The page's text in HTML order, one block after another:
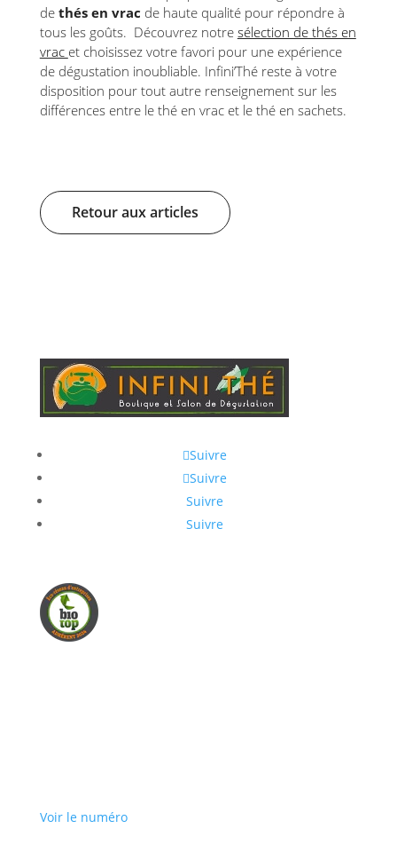
de thés en vrac de haute qualité pour répondre à
tous les goûts. Découvrez notre sélection de thés en
vrac et choisissez votre favori pour une expérience
de dégustation inoubliable. Infini’Thé reste à votre
disposition pour tout autre renseignement sur les
différences entre le thé en vrac et le thé en sachets.
Retour aux articles
Suivre
Suivre
Suivre
Suivre
Voir le numéro